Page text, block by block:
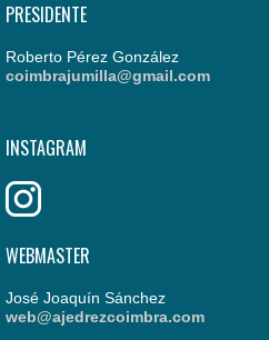
PRESIDENTE
Roberto Pérez González
coimbrajumilla@gmail.com
INSTAGRAM
WEBMASTER
José Joaquín Sánchez
web@ajedrezcoimbra.com